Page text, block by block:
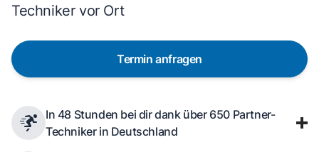
Techniker vor Ort
Termin anfragen
In 48 Stunden bei dir dank über 650 Partner-
Techniker in Deutschland